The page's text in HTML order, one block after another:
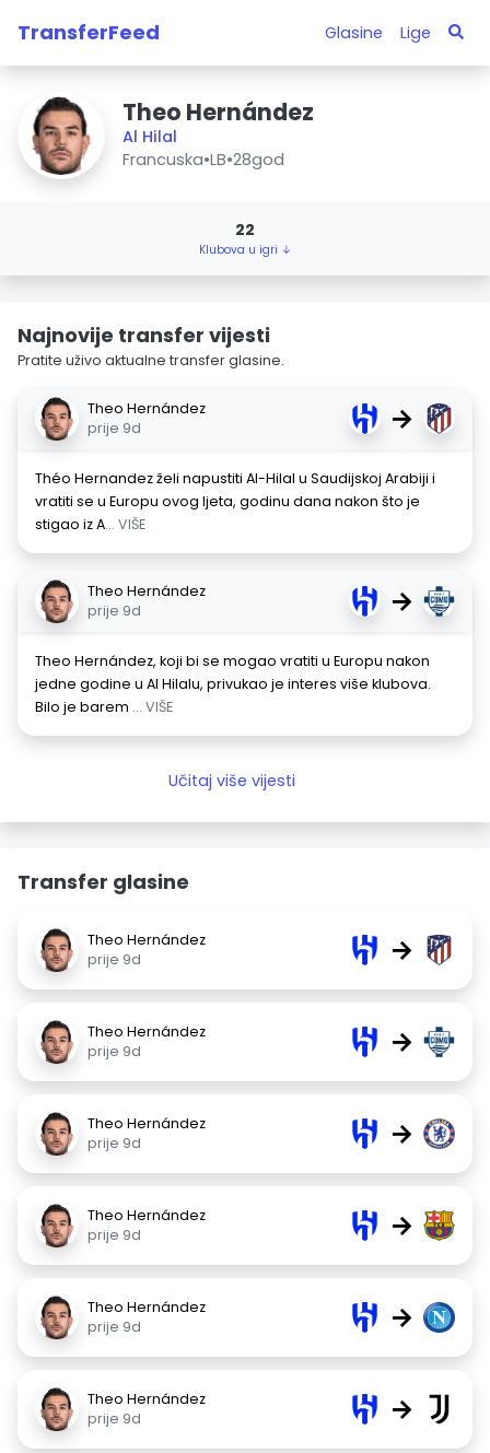
TransferFeed Glasine Lige
Theo Hernández
Al Hilal
Francuska•LB•28god
22
Klubova u igri ↓
Najnovije transfer vijesti
Pratite uživo aktualne transfer glasine.
Theo Hernández
prije 9d
→
Théo Hernandez želi napustiti Al-Hilal u Saudijskoj Arabiji i
vratiti se u Europu ovog ljeta, godinu dana nakon što je
stigao iz A... VIŠE
Theo Hernández
prije 9d
→
Theo Hernández, koji bi se mogao vratiti u Europu nakon
jedne godine u Al Hilalu, privukao je interes više klubova.
Bilo je barem ... VIŠE
Učitaj više vijesti
Transfer glasine
Theo Hernández
prije 9d
→
Theo Hernández
prije 9d
→
Theo Hernández
prije 9d
→
Theo Hernández
prije 9d
→
Theo Hernández
prije 9d
→
Theo Hernández
prije 9d
→